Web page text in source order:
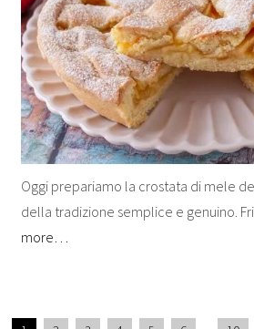
Oggi prepariamo la crostata di mele
della tradizione semplice e genuino.
more…